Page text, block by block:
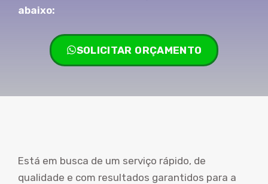
abaixo:
SOLICITAR ORÇAMENTO
Está em busca de um serviço rápido, de
qualidade e com resultados garantidos para a